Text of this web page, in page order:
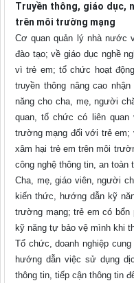
Truyền thông, giáo dục,
trên môi trường mạng
Cơ quan quản lý nhà nước
đào tạo; về giáo dục nghề
vì trẻ em; tổ chức hoạt
truyền thông nâng cao
năng cho cha, mẹ, người
quan, tổ chức có liên
trường mạng đối với trẻ em;
xâm hại trẻ em trên môi
công nghệ thông tin, an
Cha, mẹ, giáo viên, người
kiến thức, hướng dẫn kỹ
trường mạng; trẻ em có
kỹ năng tự bảo vệ mình khi
Tổ chức, doanh nghiệp
hướng dẫn việc sử dụng
thông tin, tiếp cận thông tin